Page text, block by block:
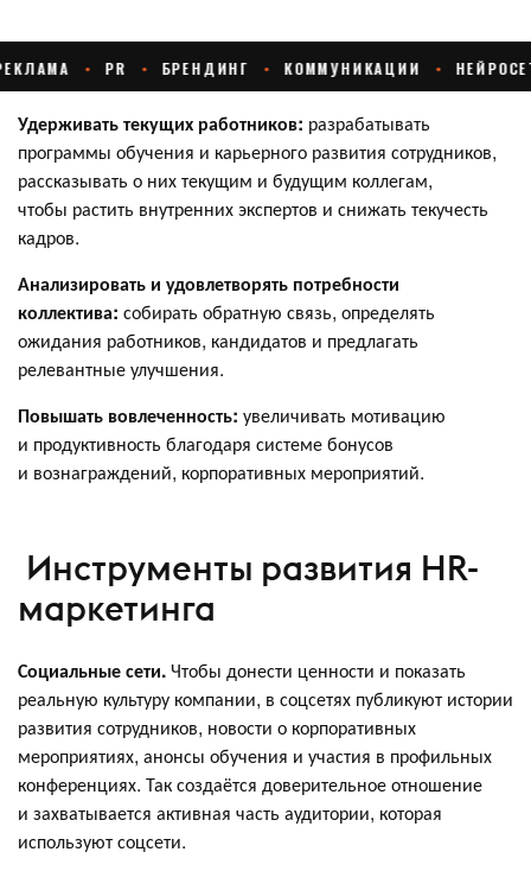
Удерживать текущих работников: разрабатывать
программы обучения и карьерного развития сотрудников,
рассказывать о них текущим и будущим коллегам,
чтобы растить внутренних экспертов и снижать текучесть
кадров.
Анализировать и удовлетворять потребности
коллектива: собирать обратную связь, определять
ожидания работников, кандидатов и предлагать
релевантные улучшения.
Повышать вовлеченность: увеличивать мотивацию
и продуктивность благодаря системе бонусов
и вознаграждений, корпоративных мероприятий.
Инструменты развития HR-
маркетинга
Социальные сети.Чтобы донести ценности и показать
реальную культуру компании, в соцсетях публикуют истории
развития сотрудников, новости о корпоративных
мероприятиях, анонсы обучения и участия в профильных
конференциях. Так создаётся доверительное отношение
и захватывается активная часть аудитории, которая
используют соцсети.